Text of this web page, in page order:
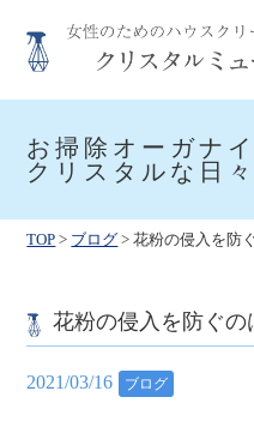
content
お掃除オーガナ
クリスタルな日々
TOP > ブログ >花粉の侵入を防
花粉の侵入を防ぐの
2021/03/16 ブログ